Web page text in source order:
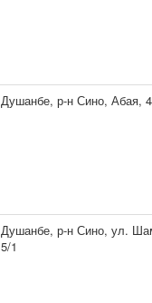
Душанбе, р-н Сино, Абая, 4
Душанбе, р-н Сино, ул.
5/1